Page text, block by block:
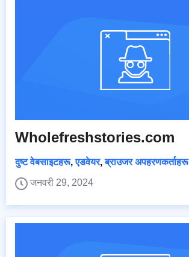
Wholefreshstories.com
दुष्ट वेबसाइटहरू,एडवेयर,ब्राउजर अपहरणकर्ताहरू
जनवरी 29, 2024